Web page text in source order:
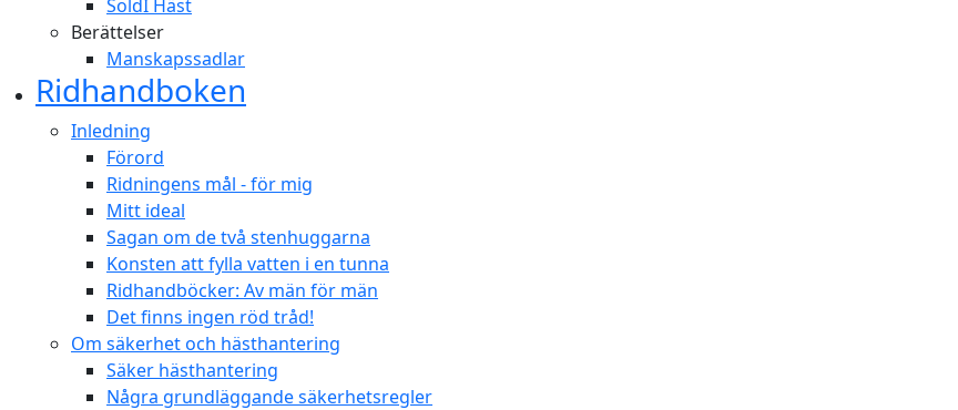
SoldI Häst
Berättelser
Manskapssadlar
Ridhandboken
Inledning
Förord
Ridningens mål - för mig
Mitt ideal
Sagan om de två stenhuggarna
Konsten att fylla vatten i en tunna
Ridhandböcker: Av män för män
Det finns ingen röd tråd!
Om säkerhet och hästhantering
Säker hästhantering
Några grundläggande säkerhetsregler